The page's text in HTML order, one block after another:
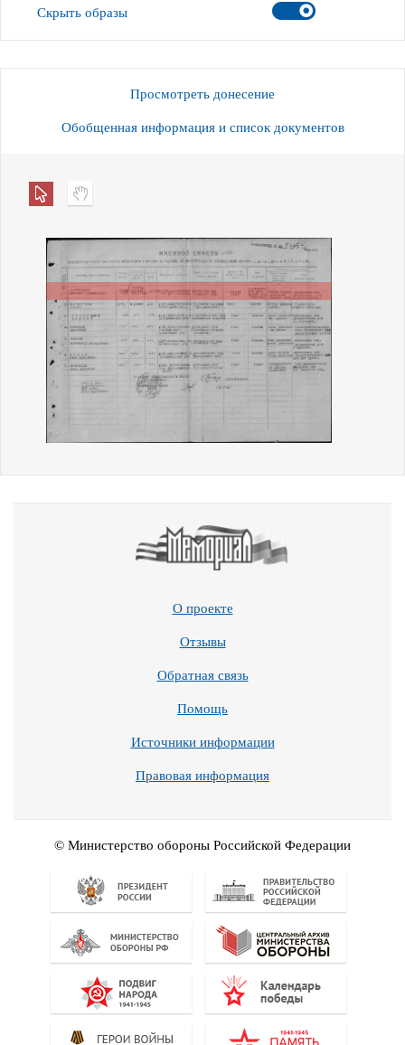
Скрыть образы
Просмотреть донесение
Обобщенная информация и список документов
О проекте
Отзывы
Обратная связь
Помощь
Источники информации
Правовая информация
© Министерство обороны Российской Федерации